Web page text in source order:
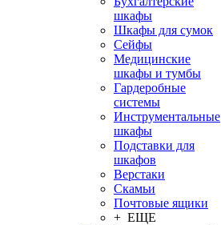
шкафы
Шкафы для сумок
Сейфы
Медицинские
шкафы и тумбы
Гардеробные
системы
Инструментальные
шкафы
Подставки для
шкафов
Верстаки
Скамьи
Почтовые ящики
+ ЕЩЕ